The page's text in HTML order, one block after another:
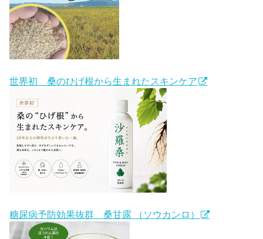
世界初 桑のひげ根から生まれたスキンケア
糖尿病予防効果抜群 桑甘露 （ソウカンロ）